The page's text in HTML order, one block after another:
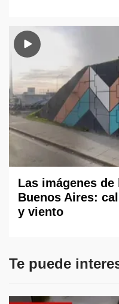
Las imágenes
Buenos Aires:
y viento
Te puede